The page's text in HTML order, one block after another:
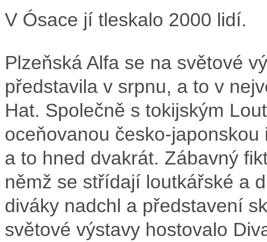
V Ósace jí tleskalo 2000 lidí.
Plzeňská Alfa se na světové
představila v srpnu, a to v
Hat. Společně s tokijským
oceňovanou česko-
a to hned dvakrát. Zábavný
němž se střídají loutkářské a
diváky nadchl a představení
světové výstavy hostovalo